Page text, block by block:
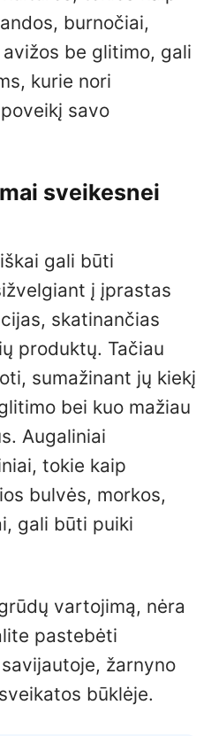
burnočiai,
be glitimo, gali
kurie nori
savo
sveikesnei
gali būti
į įprastas
skatinančias
produktų. Tačiau
sumažinant jų kiekį
bei kuo mažiau
Augaliniai
tokie kaip
bulvės, morkos,
gali būti puiki
vartojimą, nėra
pastebėti
žarnyno
būklėje.